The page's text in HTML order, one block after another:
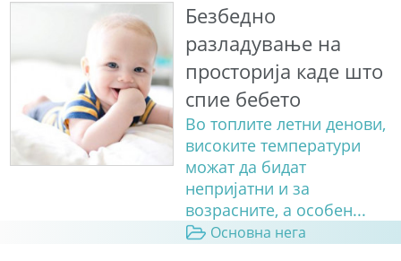
Безбедно
разладување на
просторија каде што
спие бебето
Во топлите летни денови,
високите температури
можат да бидат
непријатни и за
возрасните, а особен...
Основна нега